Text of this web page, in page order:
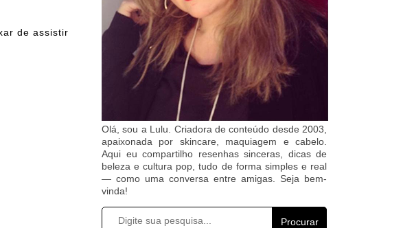
de assistir
Olá, sou a Lulu. Criadora de conteúdo desde 2003,
apaixonada por skincare, maquiagem e cabelo.
Aqui eu compartilho resenhas sinceras, dicas de
beleza e cultura pop, tudo de forma simples e real
— como uma conversa entre amigas. Seja bem-
vinda!
Procurar